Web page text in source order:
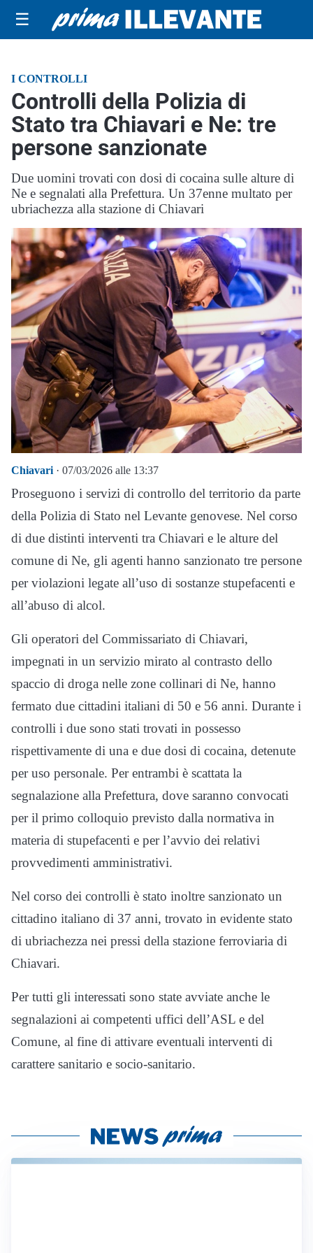
☰
I CONTROLLI
Controlli della Polizia di
Stato tra Chiavari e Ne: tre
persone sanzionate
Due uomini trovati con dosi di cocaina sulle alture di
Ne e segnalati alla Prefettura. Un 37enne multato per
ubriachezza alla stazione di Chiavari
Chiavari · 07/03/2026 alle 13:37
Proseguono i servizi di controllo del territorio da parte
della Polizia di Stato nel Levante genovese. Nel corso
di due distinti interventi tra Chiavari e le alture del
comune di Ne, gli agenti hanno sanzionato tre persone
per violazioni legate all’uso di sostanze stupefacenti e
all’abuso di alcol.
Gli operatori del Commissariato di Chiavari,
impegnati in un servizio mirato al contrasto dello
spaccio di droga nelle zone collinari di Ne, hanno
fermato due cittadini italiani di 50 e 56 anni. Durante i
controlli i due sono stati trovati in possesso
rispettivamente di una e due dosi di cocaina, detenute
per uso personale. Per entrambi è scattata la
segnalazione alla Prefettura, dove saranno convocati
per il primo colloquio previsto dalla normativa in
materia di stupefacenti e per l’avvio dei relativi
provvedimenti amministrativi.
Nel corso dei controlli è stato inoltre sanzionato un
cittadino italiano di 37 anni, trovato in evidente stato
di ubriachezza nei pressi della stazione ferroviaria di
Chiavari.
Per tutti gli interessati sono state avviate anche le
segnalazioni ai competenti uffici dell’ASL e del
Comune, al fine di attivare eventuali interventi di
carattere sanitario e socio-sanitario.